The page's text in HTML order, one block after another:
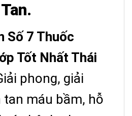
Số 7 Thuốc
Tốt Nhất Thái
phong, giải
tan máu bầm, hỗ